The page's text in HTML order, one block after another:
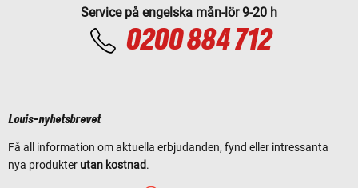
Service på engelska mån-lör 9-20 h
0200 884 712
Louis-nyhetsbrevet
Få all information om aktuella erbjudanden, fynd eller intressanta
nya produkter utan kostnad.